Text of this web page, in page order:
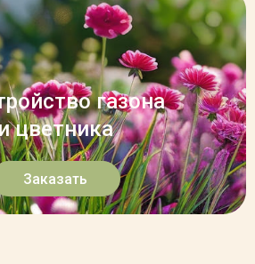
газона
цветника
Заказать